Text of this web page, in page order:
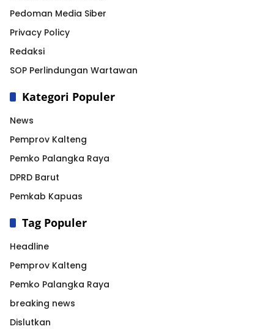
Pedoman Media Siber
Privacy Policy
Redaksi
SOP Perlindungan Wartawan
Kategori Populer
News
Pemprov Kalteng
Pemko Palangka Raya
DPRD Barut
Pemkab Kapuas
Tag Populer
Headline
Pemprov Kalteng
Pemko Palangka Raya
breaking news
Dislutkan